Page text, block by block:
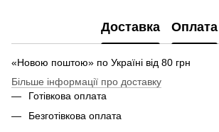
Доставка Оплата
«Новою поштою» по Україні від 80 грн
Більше інформації про доставку
Готівкова оплата
Безготівкова оплата